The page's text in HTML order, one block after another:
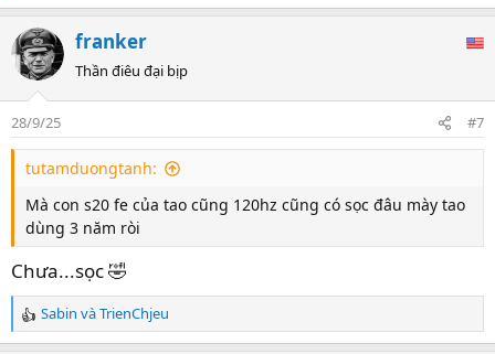
franker
Thần điêu đại bịp
28/9/25 #7
tutamduongtanh:
Mà con s20 fe của tao cũng 120hz cũng có sọc đâu mày tao
dùng 3 năm ròi
Chưa...sọc 🤣
R
e
Sabin vàTrienChjeu